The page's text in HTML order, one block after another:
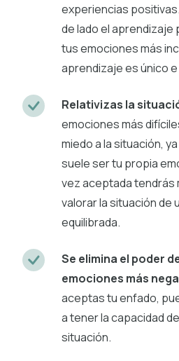
experiencias
de lado el
tus emociones más
aprendizaje es único
Relativizas la
emociones más
miedo a la situación,
suele ser tu propia
vez aceptada tendrás
valorar la situación de
equilibrada.
Se elimina el poder
emociones más
aceptas tu enfado,
a tener la capacidad
situación.